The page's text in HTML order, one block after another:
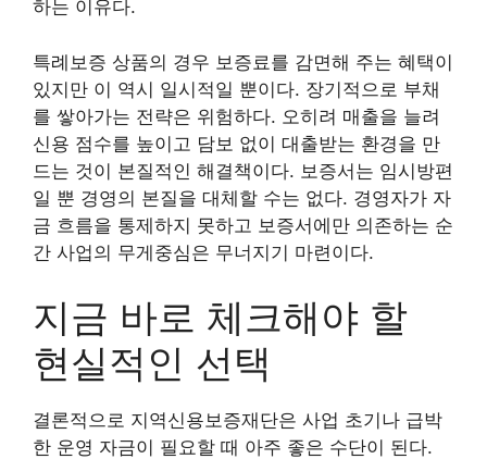
하는 이유다.
특례보증 상품의 경우 보증료를 감면해 주는 혜택이
있지만 이 역시 일시적일 뿐이다. 장기적으로 부채
를 쌓아가는 전략은 위험하다. 오히려 매출을 늘려
신용 점수를 높이고 담보 없이 대출받는 환경을 만
드는 것이 본질적인 해결책이다. 보증서는 임시방편
일 뿐 경영의 본질을 대체할 수는 없다. 경영자가 자
금 흐름을 통제하지 못하고 보증서에만 의존하는 순
간 사업의 무게중심은 무너지기 마련이다.
지금 바로 체크해야 할
현실적인 선택
결론적으로 지역신용보증재단은 사업 초기나 급박
한 운영 자금이 필요할 때 아주 좋은 수단이 된다.